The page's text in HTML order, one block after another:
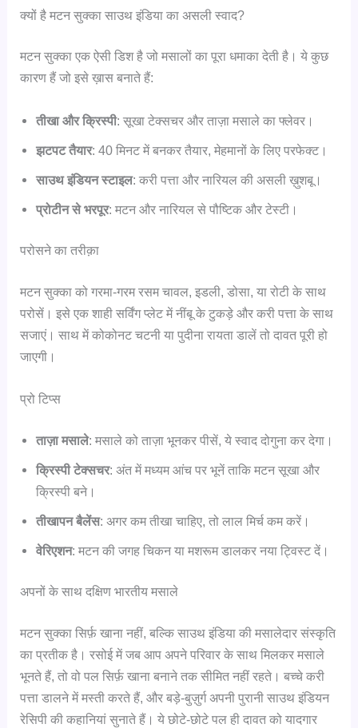
क्यों है मटन सुक्का साउथ इंडिया का असली स्वाद?
मटन सुक्का एक ऐसी डिश है जो मसालों का पूरा धमाका देती है। ये कुछ
कारण हैं जो इसे ख़ास बनाते हैं:
तीखा और क्रिस्पी: सूखा टेक्सचर और ताज़ा मसाले का फ्लेवर।
झटपट तैयार: 40 मिनट में बनकर तैयार, मेहमानों के लिए परफेक्ट।
साउथ इंडियन स्टाइल: करी पत्ता और नारियल की असली ख़ुशबू।
प्रोटीन से भरपूर: मटन और नारियल से पौष्टिक और टेस्टी।
परोसने का तरीक़ा
मटन सुक्का को गरमा-गरम रसम चावल, इडली, डोसा, या रोटी के साथ
परोसें। इसे एक शाही सर्विंग प्लेट में नींबू के टुकड़े और करी पत्ता के साथ
सजाएं। साथ में कोकोनट चटनी या पुदीना रायता डालें तो दावत पूरी हो
जाएगी।
प्रो टिप्स
ताज़ा मसाले: मसाले को ताज़ा भूनकर पीसें, ये स्वाद दोगुना कर देगा।
क्रिस्पी टेक्सचर: अंत में मध्यम आंच पर भूनें ताकि मटन सूखा और
क्रिस्पी बने।
तीखापन बैलेंस: अगर कम तीखा चाहिए, तो लाल मिर्च कम करें।
वेरिएशन: मटन की जगह चिकन या मशरूम डालकर नया ट्विस्ट दें।
अपनों के साथ दक्षिण भारतीय मसाले
मटन सुक्का सिर्फ़ खाना नहीं, बल्कि साउथ इंडिया की मसालेदार संस्कृति
का प्रतीक है। रसोई में जब आप अपने परिवार के साथ मिलकर मसाले
भूनते हैं, तो वो पल सिर्फ़ खाना बनाने तक सीमित नहीं रहते। बच्चे करी
पत्ता डालने में मस्ती करते हैं, और बड़े-बुज़ुर्ग अपनी पुरानी साउथ इंडियन
रेसिपी की कहानियां सुनाते हैं। ये छोटे-छोटे पल ही दावत को यादगार